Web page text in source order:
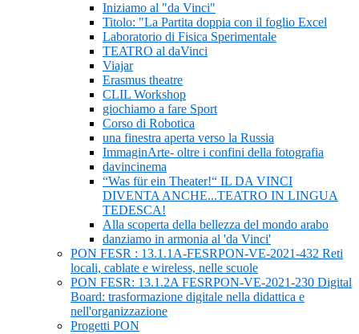
Iniziamo al "da Vinci"
Titolo: "La Partita doppia con il foglio Excel
Laboratorio di Fisica Sperimentale
TEATRO al daVinci
Viajar
Erasmus theatre
CLIL Workshop
giochiamo a fare Sport
Corso di Robotica
una finestra aperta verso la Russia
ImmaginArte- oltre i confini della fotografia
davincinema
“Was für ein Theater!“ IL DA VINCI
DIVENTA ANCHE...TEATRO IN LINGUA
TEDESCA!
Alla scoperta della bellezza del mondo arabo
danziamo in armonia al 'da Vinci'
PON FESR : 13.1.1A-FESRPON-VE-2021-432 Reti
locali, cablate e wireless, nelle scuole
PON FESR: 13.1.2A FESRPON-VE-2021-230 Digital
Board: trasformazione digitale nella didattica e
nell'organizzazione
Progetti PON